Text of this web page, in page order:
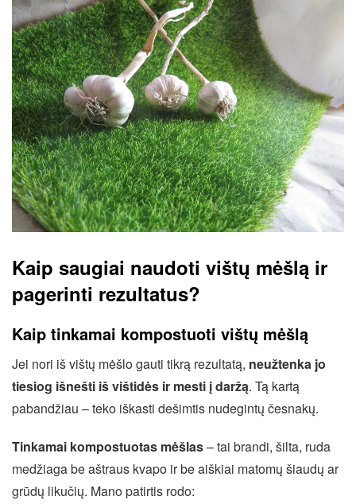
Kaip saugiai naudoti vištų mėšlą ir
pagerinti rezultatus?
Kaip tinkamai kompostuoti vištų mėšlą
Jei nori iš vištų mėšlo gauti tikrą rezultatą, neužtenka jo
tiesiog išnešti iš vištidės ir mesti į daržą. Tą kartą
pabandžiau – teko iškasti dešimtis nudegintų česnakų.
Tinkamai kompostuotas mėšlas– tai brandi, šilta, ruda
medžiaga be aštraus kvapo ir be aiškiai matomų šiaudų ar
grūdų likučių. Mano patirtis rodo: